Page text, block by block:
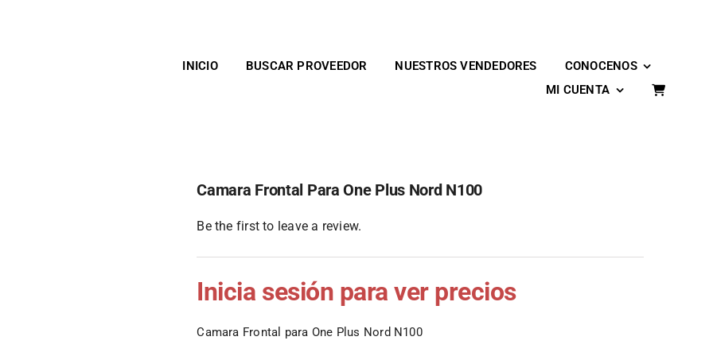
INICIO
BUSCAR PROVEEDOR NUESTROS VENDEDORES
CONOCENOS
MI CUENTA
Camara Frontal Para One Plus Nord N100
Be the first to leave a review.
Inicia sesión para ver precios
Camara Frontal para One Plus Nord N100